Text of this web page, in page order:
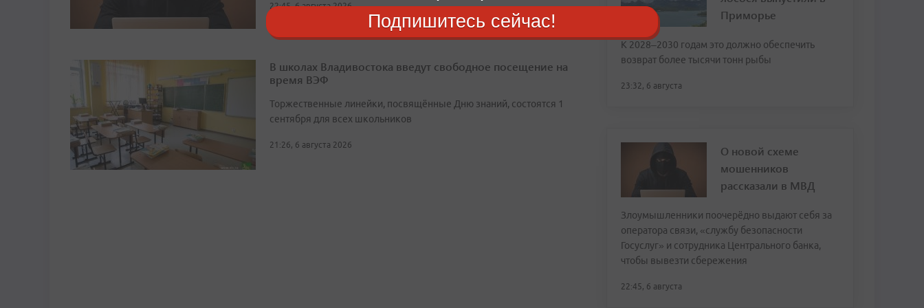
22:45, 6 августа 2026
В школах Владивостока введут свободное посещение на
время ВЭФ
Торжественные линейки, посвящённые Дню знаний, состоятся 1
сентября для всех школьников
21:26, 6 августа 2026
Приморье
К 2028–2030 годам это должно обеспечить
возврат более тысячи тонн рыбы
23:32, 6 августа
О новой схеме
мошенников
рассказали в МВД
Злоумышленники поочерёдно выдают себя за
оператора связи, «службу безопасности
Госуслуг» и сотрудника Центрального банка,
чтобы вывезти сбережения
22:45, 6 августа
Подпишитесь сейчас!